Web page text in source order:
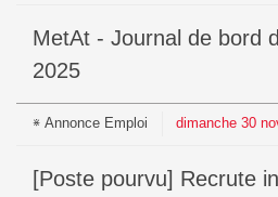
MetAt - Journal de bord du 9 décembre
2025
Annonce Emploi dimanche 30
[Poste pourvu] Recrute ingénieur·e de